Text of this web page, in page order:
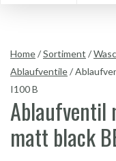
Home/Sortiment /
Ablaufventile/
I100 B
Ablaufventil
matt black